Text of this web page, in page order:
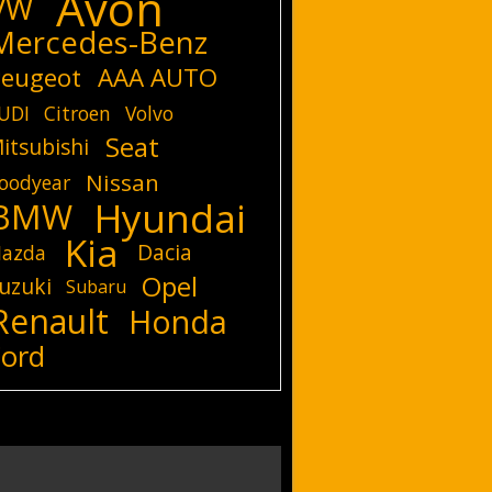
Benz
AAA AUTO
Citroen Volvo
Seat
Nissan
Hyundai
Kia
Dacia
Subaru Opel
Honda